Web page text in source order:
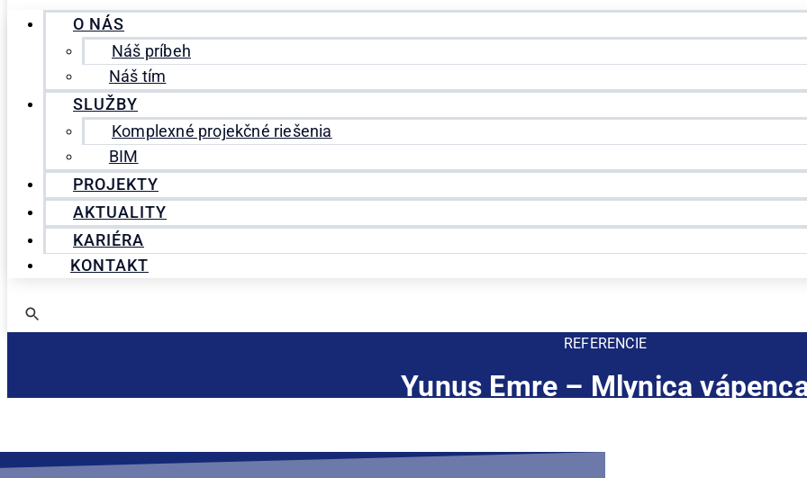
O NÁS
Náš príbeh
Náš tím
SLUŽBY
Komplexné projekčné riešenia
BIM
PROJEKTY
AKTUALITY
KARIÉRA
KONTAKT
REFERENCIE
Yunus Emre – Mlynica